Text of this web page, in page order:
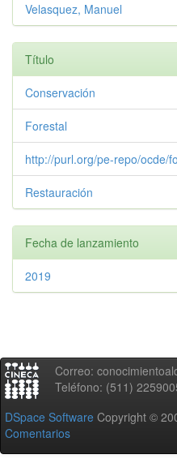
Velasquez, Manuel
Título
Conservación
Forestal
http://purl.org/pe-repo/ocde/
Restauración
Fecha de lanzamiento
2019
Correo:
Teléfono: (511)
DSpace Software Copyright ©
Comentarios